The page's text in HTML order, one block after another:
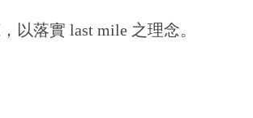
以落實 last mile 之理念。